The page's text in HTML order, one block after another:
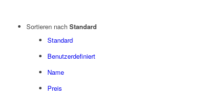
Sortieren nach Standard
Standard
Benutzerdefiniert
Name
Preis